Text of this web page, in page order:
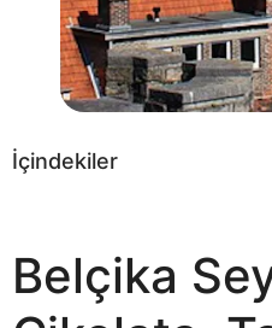
İçindekiler
Belçika